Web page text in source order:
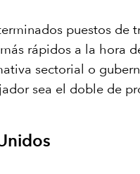
puestos
rápidos a la hora
sectorial o
sea el doble de